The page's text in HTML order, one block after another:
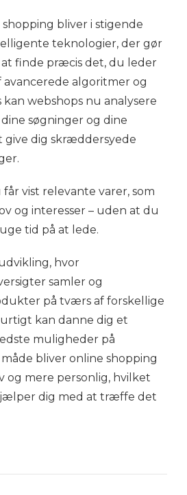
bliver i stigende
teknologier, der gør
finde præcis det, du leder
algoritmer og
webshops nu analysere
søgninger og dine
dig skræddersyede
vist relevante varer, som
og interesser – uden at du
tid på at lede.
hvor
samler og
på tværs af forskellige
kan danne dig et
muligheder på
bliver online shopping
og mere personlig, hvilket
dig med at træffe det